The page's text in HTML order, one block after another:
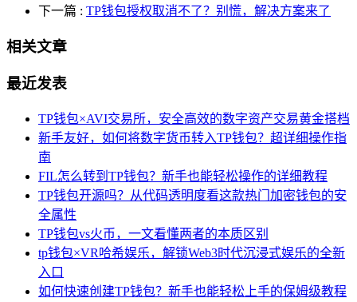
下一篇 : TP钱包授权取消不了？别慌，解决方案来了
相关文章
最近发表
TP钱包×AVI交易所，安全高效的数字资产交易黄金搭档
新手友好，如何将数字货币转入TP钱包？超详细操作指
南
FIL怎么转到TP钱包？新手也能轻松操作的详细教程
TP钱包开源吗？从代码透明度看这款热门加密钱包的安
全属性
TP钱包vs火币，一文看懂两者的本质区别
tp钱包×VR哈希娱乐，解锁Web3时代沉浸式娱乐的全新
入口
如何快速创建TP钱包？新手也能轻松上手的保姆级教程